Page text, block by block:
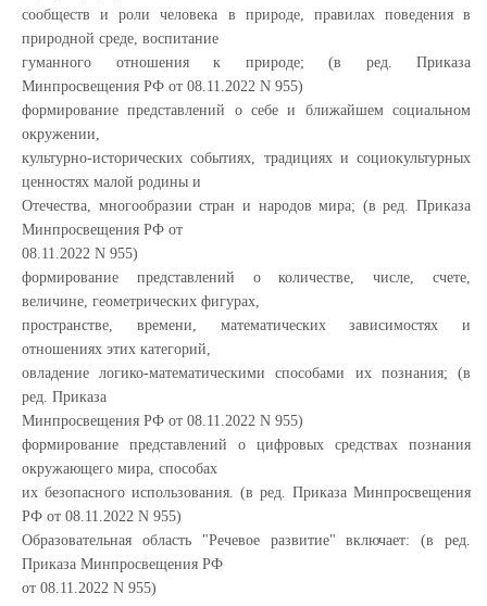
сообществ и роли человека в природе, правилах поведения в
природной среде, воспитание
гуманного отношения к природе; (в ред. Приказа
Минпросвещения РФ от 08.11.2022 N 955)
формирование представлений о себе и ближайшем социальном
окружении,
культурно-исторических событиях, традициях и социокультурных
ценностях малой родины и
Отечества, многообразии стран и народов мира; (в ред. Приказа
Минпросвещения РФ от
08.11.2022 N 955)
формирование представлений о количестве, числе, счете,
величине, геометрических фигурах,
пространстве, времени, математических зависимостях и
отношениях этих категорий,
овладение логико-математическими способами их познания; (в
ред. Приказа
Минпросвещения РФ от 08.11.2022 N 955)
формирование представлений о цифровых средствах познания
окружающего мира, способах
их безопасного использования. (в ред. Приказа Минпросвещения
РФ от 08.11.2022 N 955)
Образовательная область "Речевое развитие" включает: (в ред.
Приказа Минпросвещения РФ
от 08.11.2022 N 955)